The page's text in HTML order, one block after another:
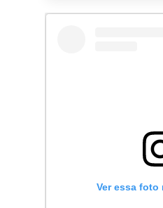
Ver essa foto